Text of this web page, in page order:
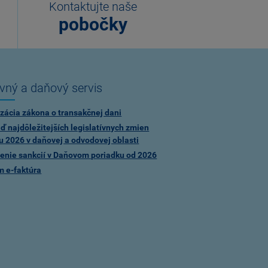
Kontaktujte naše
pobočky
a daňový servis
zákona o transakčnej dani
najdôležitejších legislatívnych zmien
2026 v daňovej a odvodovej oblasti
sankcií v Daňovom poriadku od 2026
e-faktúra